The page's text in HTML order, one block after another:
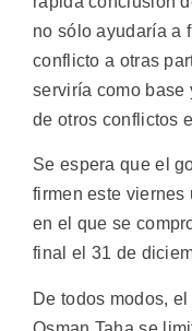
no sólo ayudaría a
conflicto a otras
serviría como base
de otros conflictos
Se espera que el
firmen este viernes
en el que se
final el 31 de
De todos modos,